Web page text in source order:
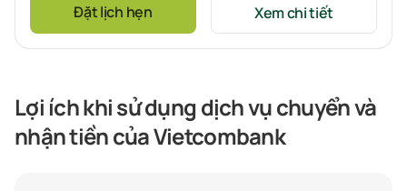
Đặt lịch hẹn Xem chi tiết
Lợi ích khi sử dụng dịch vụ chuyển và
nhận tiền của Vietcombank